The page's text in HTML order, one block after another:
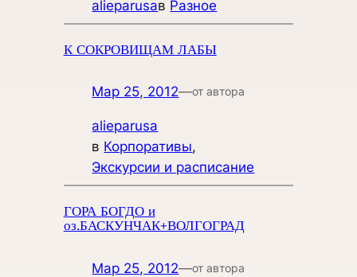
alieparusaв Разное
К СОКРОВИЩАМ ЛАБЫ
Мар 25, 2012—от автора
alieparusa
в Корпоративы
Экскурсии и расписание
ГОРА БОГДО и
оз.БАСКУНЧАК+ВОЛГОГРАД
Мар 25, 2012—от автора